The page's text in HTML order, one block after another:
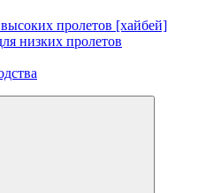
пролетов [хайбей]
низких пролетов